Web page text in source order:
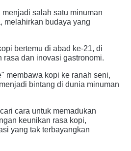
salah satu minuman
melahirkan budaya yang
bertemu di abad ke-21, di
rasa dan inovasi gastronomi.
membawa kopi ke ranah seni,
bintang di dunia minuman
cara untuk memadukan
keunikan rasa kopi,
yang tak terbayangkan